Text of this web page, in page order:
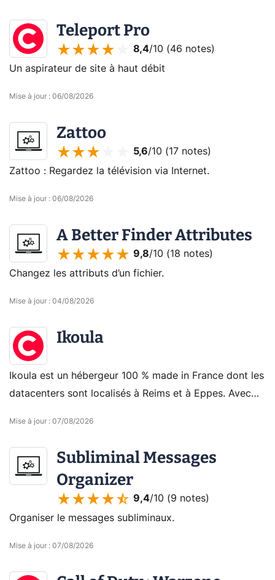
Teleport Pro
8,4/10 (46 notes)
Un aspirateur de site à haut débit
Mise à jour : 06/08/2026
Zattoo
5,6/10 (17 notes)
Zattoo : Regardez la télévision via Internet.
Mise à jour : 06/08/2026
A Better Finder Attributes
9,8/10 (18 notes)
Changez les attributs d’un fichier.
Mise à jour : 04/08/2026
Ikoula
Ikoula est un hébergeur 100 % made in France dont les
datacenters sont localisés à Reims et à Eppes. Avec
Mise à jour : 07/08/2026
Subliminal Messages
Organizer
9,4/10 (9 notes)
Organiser le messages subliminaux.
Mise à jour : 07/08/2026